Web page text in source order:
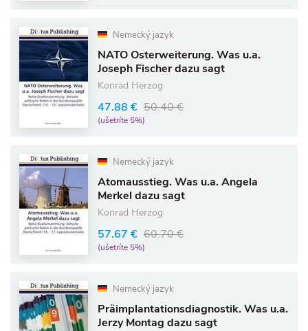
Nemecký jazyk
NATO Osterweiterung. Was u.a.
Joseph Fischer dazu sagt
Konrad Herzog
47.88 € 50.40 €
(ušetríte 5%)
Nemecký jazyk
Atomausstieg. Was u.a. Angela
Merkel dazu sagt
Konrad Herzog
57.67 € 60.70 €
(ušetríte 5%)
Nemecký jazyk
Präimplantationsdiagnostik. Was u.a.
Jerzy Montag dazu sagt